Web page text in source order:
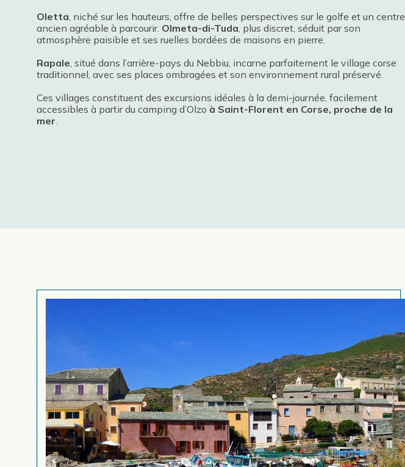
Oletta , niché sur les hauteurs, offre de belles perspectives sur le golfe et un centre
ancien agréable à parcourir. Olmeta-di-Tuda , plus discret, séduit par son
atmosphère paisible et ses ruelles bordées de maisons en pierre.
Rapale , situé dans l’arrière-pays du Nebbiu, incarne parfaitement le village corse
traditionnel, avec ses places ombragées et son environnement rural préservé.
Ces villages constituent des excursions idéales à la demi-journée, facilement
accessibles à partir du camping d’Olzo à Saint-Florent en Corse, proche de la
mer